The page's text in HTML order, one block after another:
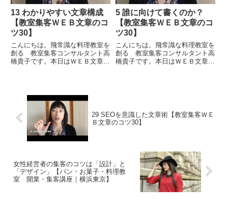
13 わかりやすい文章構成
【教室集客ＷＥＢ文章のコ
ツ30】
こんにちは。飛常識な料理教室を
創る 教室集客コンサルタント高
橋貴子です。本日はＷＥＢ文章の
章の基本構成というのは、そもそ
も、見出し（タイトル）があっ
5 誰に向けて書くのか？
【教室集客ＷＥＢ文章のコ
ツ30】
こんにちは。飛常識な料理教室を
創る 教室集客コンサルタント高
橋貴子です。本日はＷＥＢ文章の
え...
29 SEOを意識した文章術【教室集客ＷＥ
Ｂ文章のコツ30】
女性経営者の集客のコツは「設計」と
「デザイン」【パン・お菓子・料理教
室 開業・集客講座｜横浜東京】